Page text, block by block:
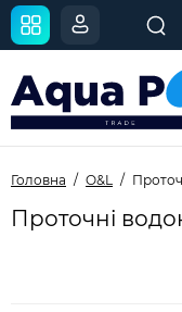
Головна O&L
Проточні